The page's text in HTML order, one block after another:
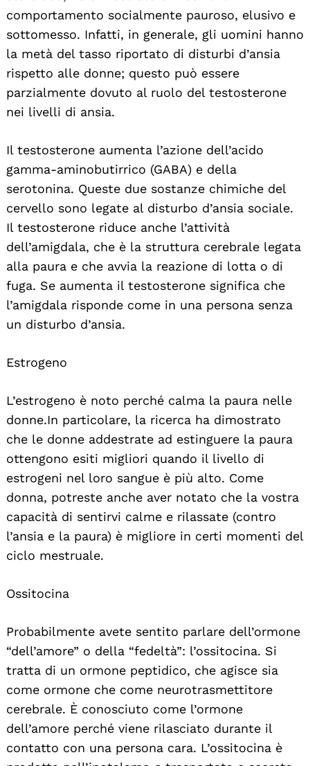
comportamento socialmente pauroso, elusivo e
sottomesso. Infatti, in generale, gli uomini hanno
la metà del tasso riportato di disturbi d’ansia
rispetto alle donne; questo può essere
parzialmente dovuto al ruolo del testosterone
nei livelli di ansia.
Il testosterone aumenta l’azione dell’acido
gamma-aminobutirrico (GABA) e della
serotonina. Queste due sostanze chimiche del
cervello sono legate al disturbo d’ansia sociale.
Il testosterone riduce anche l’attività
dell’amigdala, che è la struttura cerebrale legata
alla paura e che avvia la reazione di lotta o di
fuga. Se aumenta il testosterone significa che
l’amigdala risponde come in una persona senza
un disturbo d’ansia.
Estrogeno
L’estrogeno è noto perché calma la paura nelle
donne. In particolare, la ricerca ha dimostrato
che le donne addestrate ad estinguere la paura
ottengono esiti migliori quando il livello di
estrogeni nel loro sangue è più alto. Come
donna, potreste anche aver notato che la vostra
capacità di sentirvi calme e rilassate (contro
l’ansia e la paura) è migliore in certi momenti del
ciclo mestruale.
Ossitocina
Probabilmente avete sentito parlare dell’ormone
“dell’amore” o della “fedeltà”: l’ossitocina. Si
tratta di un ormone peptidico, che agisce sia
come ormone che come neurotrasmettitore
cerebrale. È conosciuto come l’ormone
dell’amore perché viene rilasciato durante il
contatto con una persona cara. L’ossitocina è